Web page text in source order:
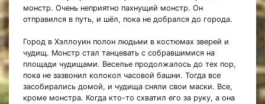
монстр. Очень неприятно пахнущий монстр. Он
отправился в путь, и шёл, пока не добрался до города.
Город в Хэллоуин полон людьми в костюмах зверей и
чудищ. Монстр стал танцевать с собравшимися на
площади чудищами. Веселье продолжалось до тех пор,
пока не зазвонил колокол часовой башни. Тогда все
засобирались домой, и чудища сняли свои маски. Все,
кроме монстра. Когда кто-то схватил его за руку, а она